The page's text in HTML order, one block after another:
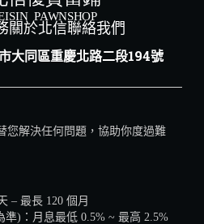
關於北信聯絡我們
大同區重慶北路二段194號
您解決任何問題，協助你度過難
– 最長 120 個月
準)：月息最低 0.5% ~ 最高 2.5%